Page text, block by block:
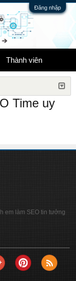
Đăng nhập
Thành viên
Time uy
em làm SEO tin tưởng